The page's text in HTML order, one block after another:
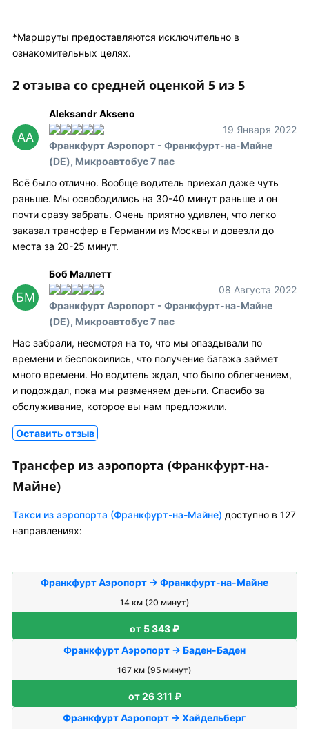
*Маршруты предоставляются исключительно в
ознакомительных целях.
2 отзыва со средней оценкой 5 из 5
AA
Aleksandr Akseno
19 Января 2022
Франкфурт Аэропорт - Франкфурт-на-Майне
(DE), Микроавтобус 7 пас
Всё было отлично. Вообще водитель приехал даже чуть
раньше. Мы освободились на 30-40 минут раньше и он
почти сразу забрать. Очень приятно удивлен, что легко
заказал трансфер в Германии из Москвы и довезли до
места за 20-25 минут.
БМ
Боб Маллетт
08 Августа 2022
Франкфурт Аэропорт - Франкфурт-на-Майне
(DE), Микроавтобус 7 пас
Нас забрали, несмотря на то, что мы опаздывали по
времени и беспокоились, что получение багажа займет
много времени. Но водитель ждал, что было облегчением,
и подождал, пока мы разменяем деньги. Спасибо за
обслуживание, которое вы нам предложили.
Оставить отзыв
Трансфер из аэропорта (Франкфурт-на-
Майне)
Tакси из аэропорта (Франкфурт-на-Майне) доступно в 127
направлениях:
Франкфурт Аэропорт → Франкфурт-на-Майне
14 км (20 минут)
от 5 343 ₽
Франкфурт Аэропорт → Баден-Баден
167 км (95 минут)
от 26 311 ₽
Франкфурт Аэропорт → Хайдельберг